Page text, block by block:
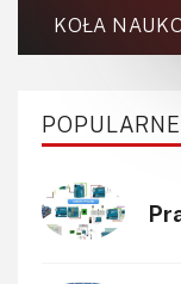
Robotyka
SBC-SIP-SoC-
Silniki i serwo
Sterowanie
Transformatory
KOŁA